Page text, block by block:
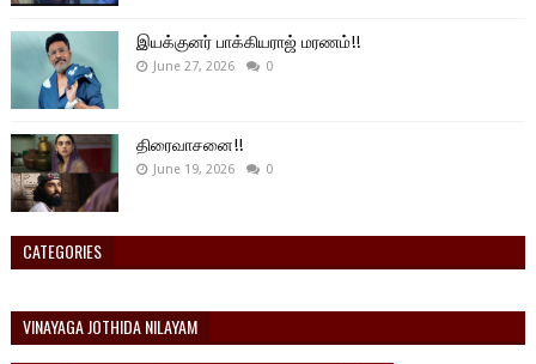
இயக்குனர் பாக்கியராஜ் மரணம்!!
June 27, 2026 0
திரைவாசனை!!
June 19, 2026 0
CATEGORIES
VINAYAGA JOTHIDA NILAYAM